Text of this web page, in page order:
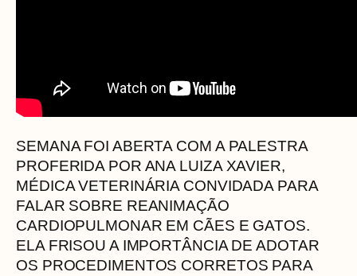
SEMANA FOI ABERTA COM A PALESTRA
PROFERIDA POR ANA LUIZA XAVIER,
MÉDICA VETERINÁRIA CONVIDADA PARA
FALAR SOBRE REANIMAÇÃO
CARDIOPULMONAR EM CÃES E GATOS.
ELA FRISOU A IMPORTÂNCIA DE ADOTAR
OS PROCEDIMENTOS CORRETOS PARA